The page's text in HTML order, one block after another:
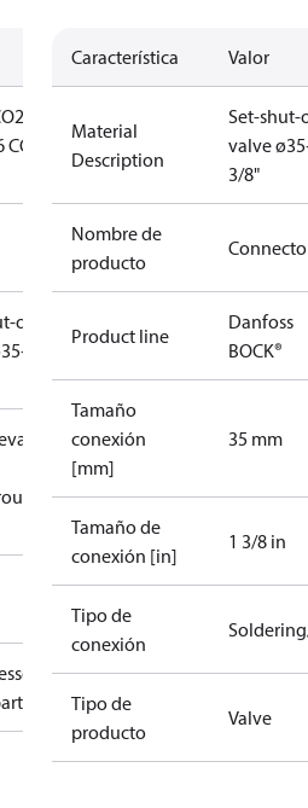
off
Característica Valor
Material
Description
Set-shut-
valve
3/8"
Nombre de
producto
Product line
Danfoss
BOCK®
Tamaño
conexión
[mm]
35 mm
Tamaño de
conexión [in]
1 3/8 in
Tipo de
conexión
Tipo de
producto
Valve